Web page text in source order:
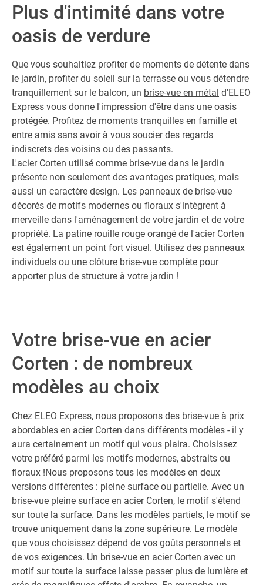
Plus d'intimité dans votre
oasis de verdure
Que vous souhaitiez profiter de moments de détente dans
le jardin, profiter du soleil sur la terrasse ou vous détendre
tranquillement sur le balcon, un brise-vue en métal d'ELEO
Express vous donne l'impression d'être dans une oasis
protégée. Profitez de moments tranquilles en famille et
entre amis sans avoir à vous soucier des regards
indiscrets des voisins ou des passants.
L'acier Corten utilisé comme brise-vue dans le jardin
présente non seulement des avantages pratiques, mais
aussi un caractère design. Les panneaux de brise-vue
décorés de motifs modernes ou floraux s'intègrent à
merveille dans l'aménagement de votre jardin et de votre
propriété. La patine rouille rouge orangé de l'acier Corten
est également un point fort visuel. Utilisez des panneaux
individuels ou une clôture brise-vue complète pour
apporter plus de structure à votre jardin !
Votre brise-vue en acier
Corten : de nombreux
modèles au choix
Chez ELEO Express, nous proposons des brise-vue à prix
abordables en acier Corten dans différents modèles - il y
aura certainement un motif qui vous plaira. Choisissez
votre préféré parmi les motifs modernes, abstraits ou
floraux !Nous proposons tous les modèles en deux
versions différentes : pleine surface ou partielle. Avec un
brise-vue pleine surface en acier Corten, le motif s'étend
sur toute la surface. Dans les modèles partiels, le motif se
trouve uniquement dans la zone supérieure. Le modèle
que vous choisissez dépend de vos goûts personnels et
de vos exigences. Un brise-vue en acier Corten avec un
motif sur toute la surface laisse passer plus de lumière et